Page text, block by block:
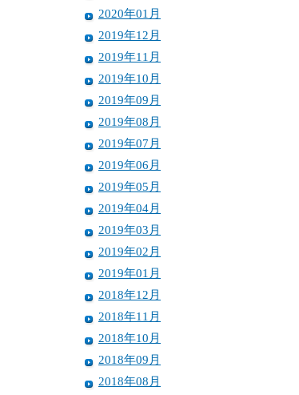
2020年01月
2019年12月
2019年11月
2019年10月
2019年09月
2019年08月
2019年07月
2019年06月
2019年05月
2019年04月
2019年03月
2019年02月
2019年01月
2018年12月
2018年11月
2018年10月
2018年09月
2018年08月